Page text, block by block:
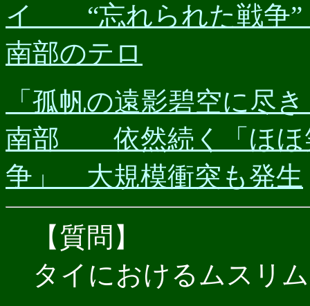
イ “忘れられた戦争”
南部のテロ
「孤帆の遠影碧空に尽
南部 依然続く「ほほ
争」 大規模衝突も発生
【質問】
タイにおけるムスリ